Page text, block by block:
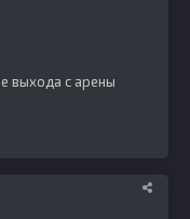
выхода с арены